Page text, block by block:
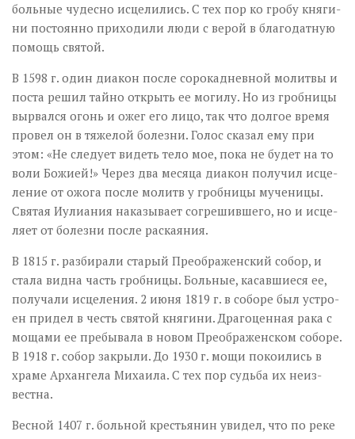
боль­ные чу­дес­но ис­це­ли­лись. С тех пор ко гро­бу кня­ги­
ни по­сто­ян­но при­хо­ди­ли лю­ди с ве­рой в бла­го­дат­ную
по­мощь свя­той.
В 1598 г. один диа­кон по­сле со­ро­ка­днев­ной мо­лит­вы и
по­ста ре­шил тай­но от­крыть ее мо­ги­лу. Но из гроб­ни­цы
вы­рвал­ся огонь и ожег его ли­цо, так что дол­гое вре­мя
про­вел он в тя­же­лой бо­лез­ни. Го­лос ска­зал ему при
этом: «Не сле­ду­ет ви­деть те­ло мое, по­ка не бу­дет на то
во­ли Бо­жи­ей!» Через два ме­ся­ца диа­кон по­лу­чил ис­це­
ле­ние от ожо­га по­сле мо­литв у гроб­ни­цы му­че­ни­цы.
Свя­тая Иули­а­ния на­ка­зы­ва­ет со­гре­шив­ше­го, но и ис­це­
ля­ет от бо­лез­ни по­сле рас­ка­я­ния.
В 1815 г. раз­би­ра­ли ста­рый Пре­об­ра­жен­ский со­бор, и
ста­ла вид­на часть гроб­ни­цы. Боль­ные, ка­сав­ши­е­ся ее,
по­лу­ча­ли ис­це­ле­ния. 2 июня 1819 г. в со­бо­ре был устро­
ен при­дел в честь свя­той кня­ги­ни. Дра­го­цен­ная ра­ка с
мо­ща­ми ее пре­бы­ва­ла в но­вом Пре­об­ра­жен­ском со­бо­ре.
В 1918 г. со­бор за­кры­ли. До 1930 г. мо­щи по­ко­и­лись в
хра­ме Ар­хан­ге­ла Ми­ха­и­ла. С тех пор судь­ба их неиз­
вест­на.
Вес­ной 1407 г. боль­ной кре­стья­нин уви­дел, что по ре­ке